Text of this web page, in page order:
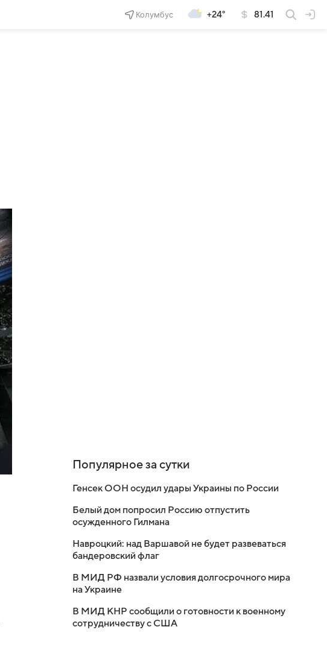
Колумбус +24° 81.41
Популярное за сутки
Генсек ООН осудил удары Украины по России
Белый дом попросил Россию отпустить
осужденного Гилмана
Навроцкий: над Варшавой не будет развеваться
бандеровский флаг
В МИД РФ назвали условия долгосрочного мира
на Украине
В МИД КНР сообщили о готовности к военному
сотрудничеству с США